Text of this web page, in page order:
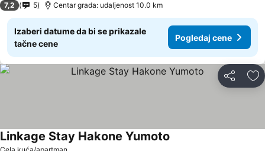
7,2 5 Centar grada: udaljenost 10.0 km
Izaberi datume da bi se prikazale
tačne cene
Pogledaj cene
Deli
Cela kuća/apartman
Linkage Stay Hakone Yumoto